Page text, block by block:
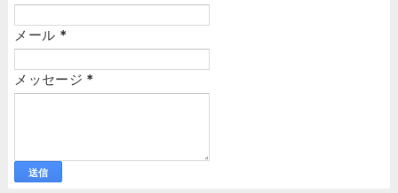
メール *
メッセージ *